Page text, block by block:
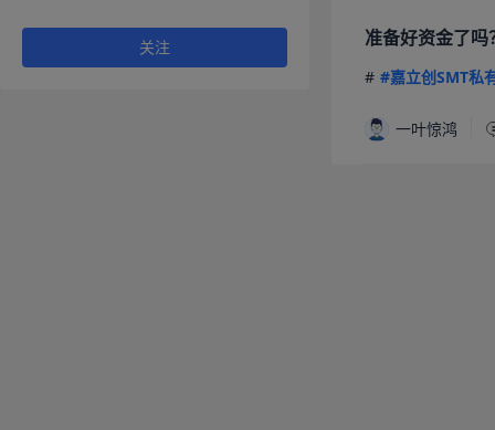
关注 准备好资金了
# #嘉立创SMT私
一叶惊鸿